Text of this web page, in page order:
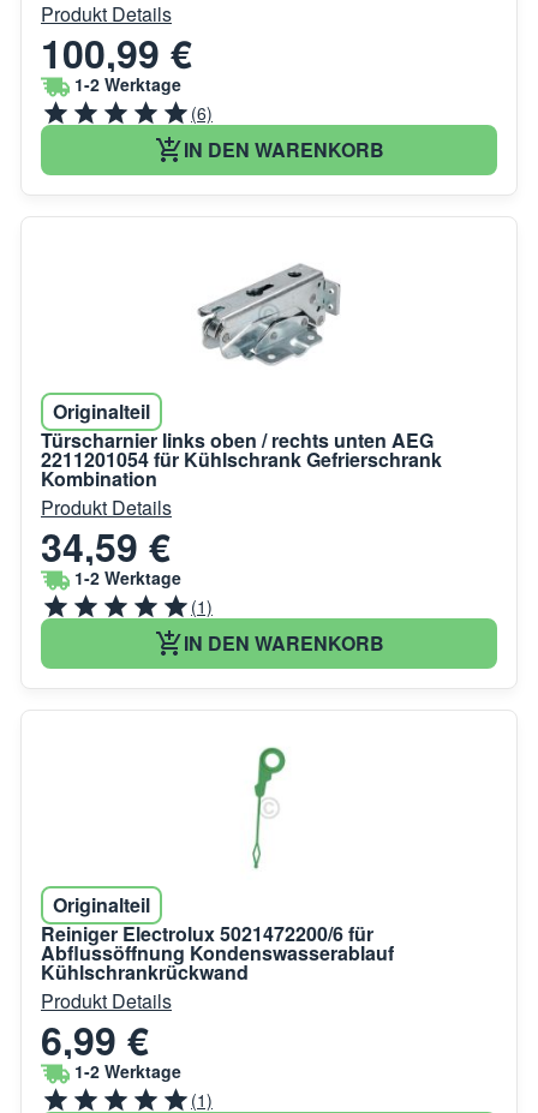
Produkt Details
100,99 €
1-2 Werktage
(6)
IN DEN WARENKORB
Originalteil
Türscharnier links oben / rechts unten AEG
2211201054 für Kühlschrank Gefrierschrank
Kombination
Produkt Details
34,59 €
1-2 Werktage
(1)
IN DEN WARENKORB
Originalteil
Reiniger Electrolux 5021472200/6 für
Abflussöffnung Kondenswasserablauf
Kühlschrankrückwand
Produkt Details
6,99 €
1-2 Werktage
(1)